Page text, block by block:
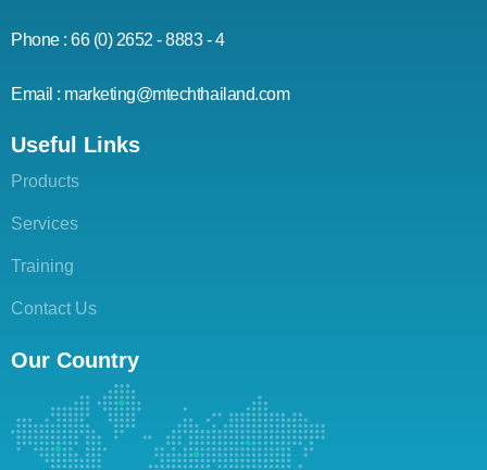
Phone : 66 (0) 2652 - 8883 - 4
Email : marketing@mtechthailand.com
Useful Links
Products
Services
Training
Contact Us
Our Country